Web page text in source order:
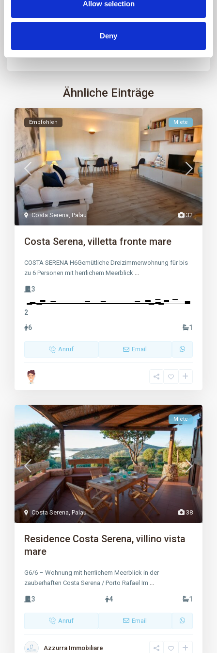
Allow selection
Deny
Ich akzeptiere dieGDPR
Ähnliche Einträge
32
Costa Serena, Palau
Empfohlen Miete
Costa Serena, villetta fronte mare
COSTA SERENA H6Gemütliche Dreizimmerwohnung für bis
zu 6 Personen mit herrlichem Meerblick ...
3
2
6
1
Anruf Email
38
Costa Serena ,Palau
Miete
Residence Costa Serena, villino vista
mare
G6/6 – Wohnung mit herrlichem Meerblick in der
zauberhaften Costa Serena / Porto Rafael Im
3 4 1
Anruf Email
Azzurra Immobiliare